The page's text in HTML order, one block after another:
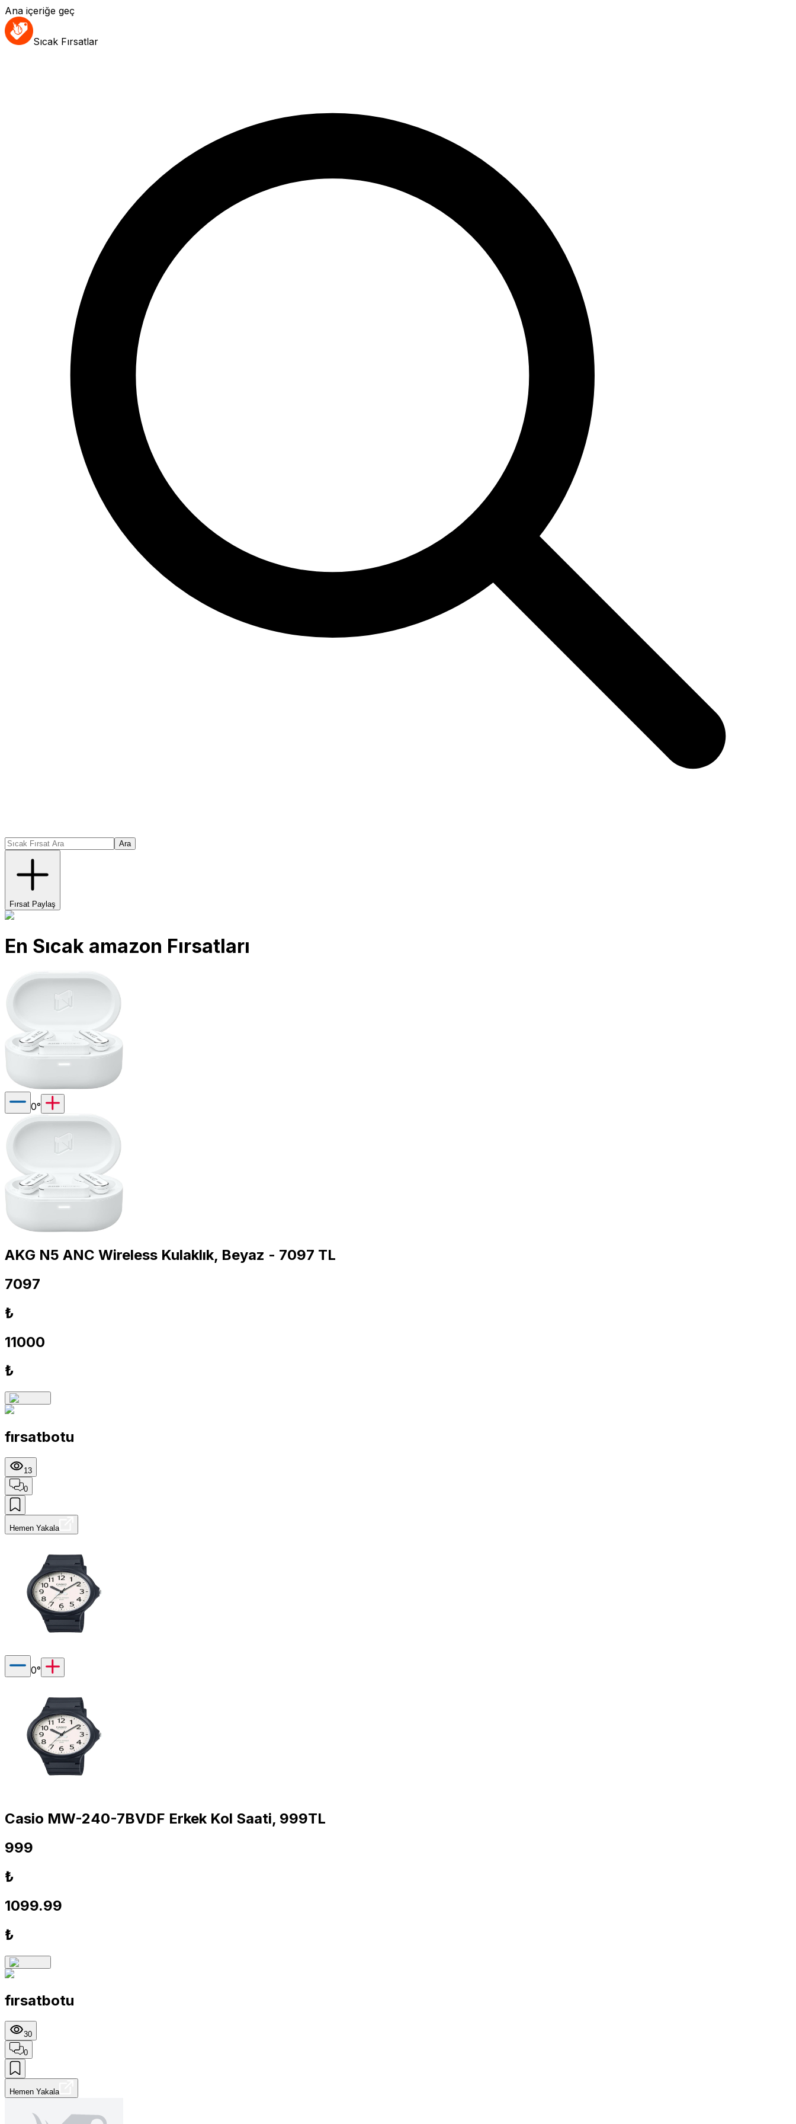
Ana içeriğe geç
Sıcak Fırsatlar
Ara
Fırsat Paylaş
En Sıcak amazon Fırsatları
0°
AKG N5 ANC Wireless Kulaklık, Beyaz - 7097 TL
7097
₺
11000
₺
fırsatbotu
13
0
Hemen Yakala
0°
Casio MW-240-7BVDF Erkek Kol Saati, 999TL
999
₺
1099.99
₺
fırsatbotu
30
0
Hemen Yakala